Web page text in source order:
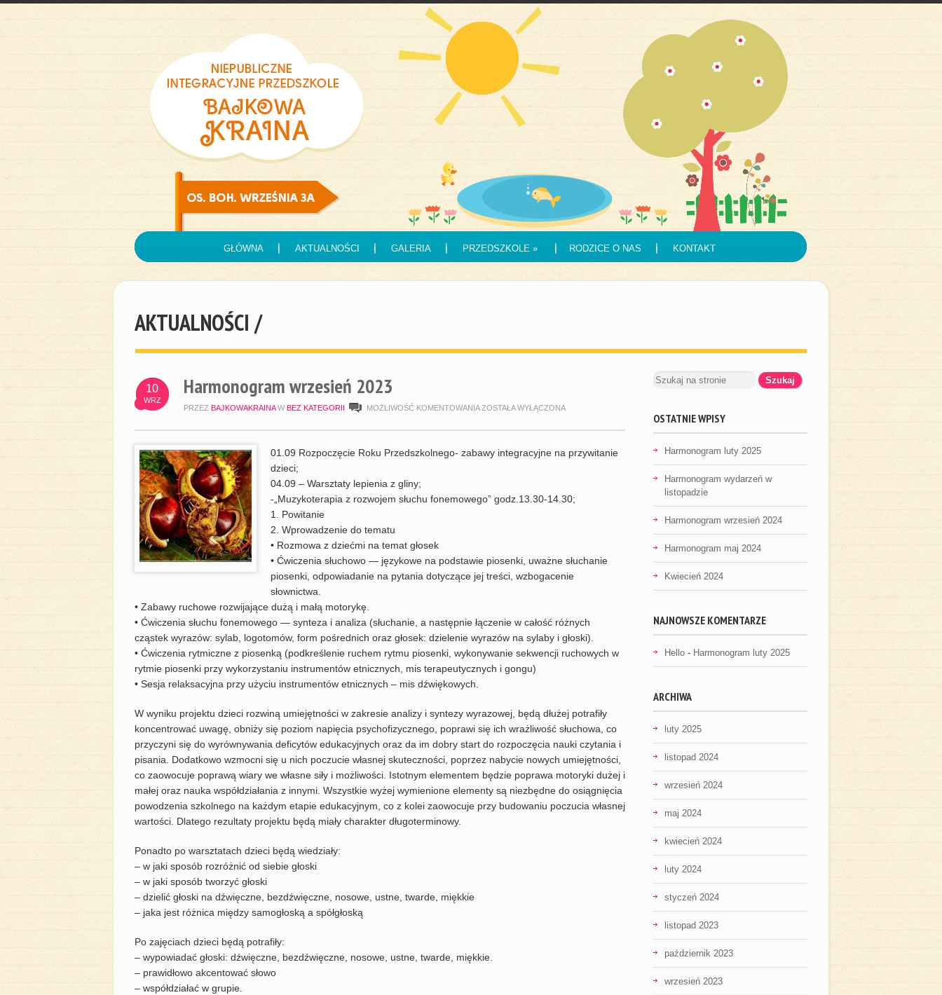
GŁÓWNA AKTUALNOŚCI GALERIA PRZEDSZKOLE» RODZICE O NAS KONTAKT
AKTUALNOŚCI /
10
WRZ
Harmonogram wrzesień 2023
PRZEZ BAJKOWAKRAINA W BEZ KATEGORII MOŻLIWOŚĆ KOMENTOWANIA HARMONOGRAM
ZOSTAŁA WYŁĄCZONA
01.09 Rozpoczęcie Roku Przedszkolnego- zabawy integracyjne na przywitanie
dzieci;
04.09 – Warsztaty lepienia z gliny;
-„Muzykoterapia z rozwojem słuchu fonemowego” godz.13.30-14.30;
1. Powitanie
2. Wprowadzenie do tematu
• Rozmowa z dziećmi na temat głosek
• Ćwiczenia słuchowo — językowe na podstawie piosenki, uważne słuchanie
piosenki, odpowiadanie na pytania dotyczące jej treści, wzbogacenie
słownictwa.
• Zabawy ruchowe rozwijające dużą i małą motorykę.
• Ćwiczenia słuchu fonemowego — synteza i analiza (słuchanie, a następnie łączenie w całość różnych
cząstek wyrazów: sylab, logotomów, form pośrednich oraz głosek: dzielenie wyrazów na sylaby i głoski).
• Ćwiczenia rytmiczne z piosenką (podkreślenie ruchem rytmu piosenki, wykonywanie sekwencji ruchowych w
rytmie piosenki przy wykorzystaniu instrumentów etnicznych, mis terapeutycznych i gongu)
• Sesja relaksacyjna przy użyciu instrumentów etnicznych – mis dźwiękowych.
W wyniku projektu dzieci rozwiną umiejętności w zakresie analizy i syntezy wyrazowej, będą dłużej potrafiły
koncentrować uwagę, obniży się poziom napięcia psychofizycznego, poprawi się ich wrażliwość słuchowa, co
przyczyni się do wyrównywania deficytów edukacyjnych oraz da im dobry start do rozpoczęcia nauki czytania i
pisania. Dodatkowo wzmocni się u nich poczucie własnej skuteczności, poprzez nabycie nowych umiejętności,
co zaowocuje poprawą wiary we własne siły i możliwości. Istotnym elementem będzie poprawa motoryki dużej i
małej oraz nauka współdziałania z innymi. Wszystkie wyżej wymienione elementy są niezbędne do osiągnięcia
powodzenia szkolnego na każdym etapie edukacyjnym, co z kolei zaowocuje przy budowaniu poczucia własnej
wartości. Dlatego rezultaty projektu będą miały charakter długoterminowy.
Ponadto po warsztatach dzieci będą wiedziały:
– w jaki sposób rozróżnić od siebie głoski
– w jaki sposób tworzyć głoski
– dzielić głoski na dźwięczne, bezdźwięczne, nosowe, ustne, twarde, miękkie
– jaka jest różnica między samogłoską a spółgłoską
Po zajęciach dzieci będą potrafiły:
– wypowiadać głoski: dźwięczne, bezdźwięczne, nosowe, ustne, twarde, miękkie.
– prawidłowo akcentować słowo
– współdziałać w grupie.
OSTATNIE WPISY
Harmonogram luty 2025
Harmonogram wydarzeń w
listopadzie
Harmonogram wrzesień 2024
Harmonogram maj 2024
Kwiecień 2024
NAJNOWSZE KOMENTARZE
Hello - Harmonogram luty 2025
ARCHIWA
luty 2025
listopad 2024
wrzesień 2024
maj 2024
kwiecień 2024
luty 2024
styczeń 2024
listopad 2023
październik 2023
wrzesień 2023